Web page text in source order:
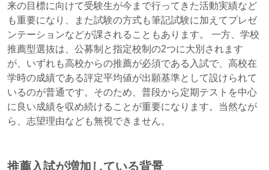
来の目標に向けて受験生が今まで行ってきた活動実績など
も重要になり、また試験の方式も筆記試験に加えてプレゼ
ンテーションなどが課されることもあります。 一方、学校
推薦型選抜は、公募制と指定校制の2つに大別されます
が、いずれも高校からの推薦が必須である入試で、高校在
学時の成績である評定平均値が出願基準として設けられて
いるのが普通です。そのため、普段から定期テストを中心
に良い成績を収め続けることが重要になります。当然なが
ら、志望理由なども無視できません。
推薦入試が増加している背景